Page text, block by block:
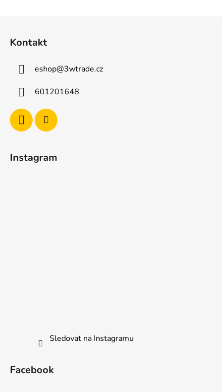
Kontakt
eshop@3wtrade.cz
601201648
Instagram
Sledovat na Instagramu
Facebook